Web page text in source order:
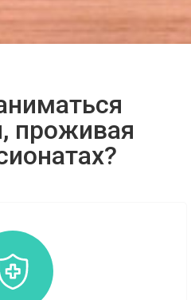
проживая